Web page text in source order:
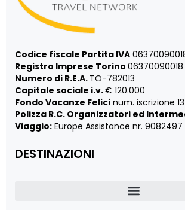
Codice fiscale Partita IVA
Registro Imprese Torino 06370090018
Numero di R.E.A. TO-782013
Capitale sociale i.v.€ 120.000
Fondo Vacanze Felici num. iscrizione
Polizza R.C. Organizzatori ed
Viaggio: Europe Assistance nr. 9082497
DESTINAZIONI